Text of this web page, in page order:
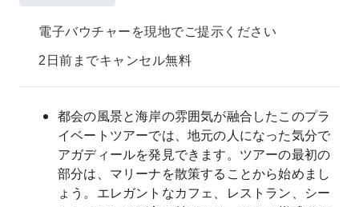
電子バウチャーを現地でご提示ください
2日前までキャンセル無料
都会の風景と海岸の雰囲気が融合したこのプラ
イベートツアーでは、地元の人になった気分で
アガディールを発見できます。ツアーの最初の
部分は、マリーナを散策することから始めまし
ょう。エレガントなカフェ、レストラン、シー